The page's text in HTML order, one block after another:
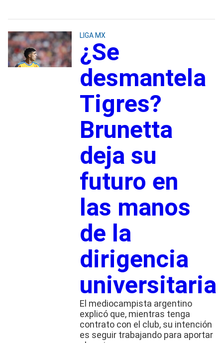
LIGA MX
¿Se
desmantela
Tigres?
Brunetta
deja su
futuro en
las manos
de la
dirigencia
universitaria
El mediocampista argentino
explicó que, mientras tenga
contrato con el club, su intención
es seguir trabajando para aportar